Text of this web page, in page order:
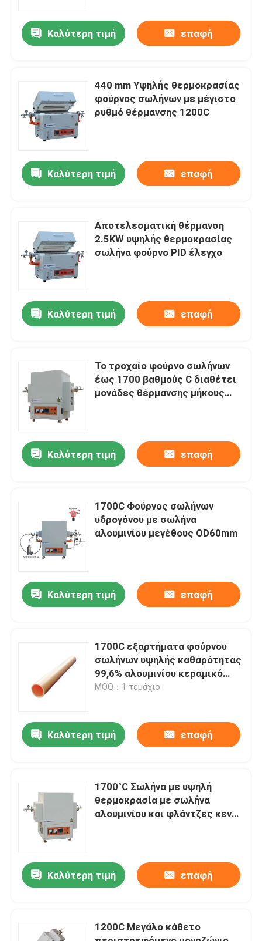
Σπίτι
Βίντεο
Επισκεψή εργοστασίου
Έλεγχος ποιότητας
Ζητήστε μια προσφορά
Programtherm
Φούρνος με μούφλα υψηλής θερμοκρασίας
Καλύτερη τιμή επαφή
440 mm Υψηλής θερμοκρασίας
φούρνος σωλήνων με μέγιστο
ρυθμό θέρμανσης 1200C
Καλύτερη τιμή επαφή
Αποτελεσματική θέρμανση
2.5KW υψηλής θερμοκρασίας
σωλήνα φούρνο PID έλεγχο
Καλύτερη τιμή επαφή
Το τροχαίο φούρνο σωλήνων
έως 1700 βαθμούς C διαθέτει
μονάδες θέρμανσης μήκους
Καλύτερη τιμή επαφή
1700C Φούρνος σωλήνων
υδρογόνου με σωλήνα
αλουμινίου μεγέθους OD60mm
Καλύτερη τιμή επαφή
1700C εξαρτήματα φούρνου
σωλήνων υψηλής καθαρότητας
99,6% αλουμινίου κεραμικό
σωλήνα
MOQ：1 τεμάχιο
Καλύτερη τιμή επαφή
1700°C Σωλήνα με υψηλή
θερμοκρασία με σωλήνα
αλουμινίου και φλάντζες κενού
Καλύτερη τιμή επαφή
1200C Μεγάλο κάθετο